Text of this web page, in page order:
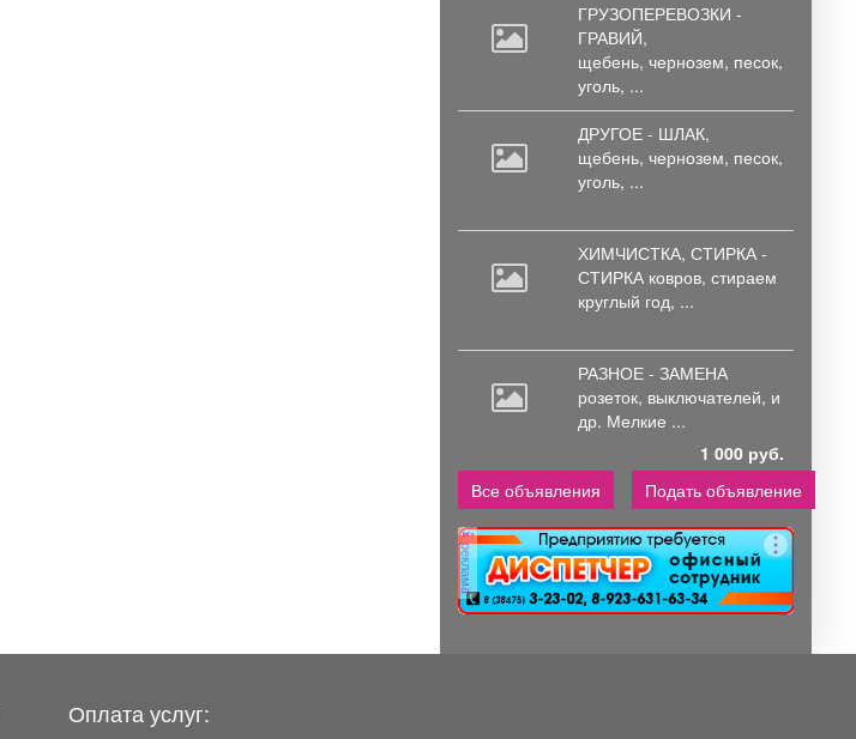
ГРУЗОПЕРЕВОЗКИ -
ГРАВИЙ,
щебень, чернозем, песок,
уголь, ...
ДРУГОЕ - ШЛАК,
щебень, чернозем, песок,
уголь, ...
ХИМЧИСТКА, СТИРКА -
СТИРКА ковров, стираем
круглый год, ...
РАЗНОЕ - ЗАМЕНА
розеток, выключателей, и
др. Мелкие ...
1 000 руб.
Все объявления
Подать объявление
реклама
Оплата услуг: